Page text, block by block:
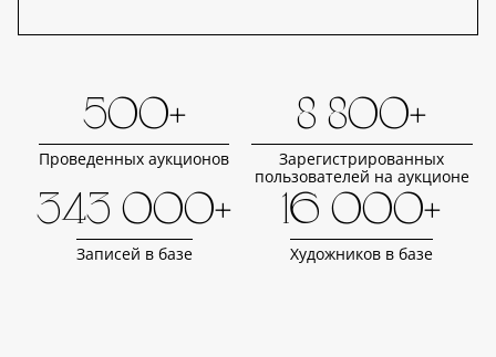
500+
Проведенных аукционов
8 800+
Зарегистрированных
пользователей на аукционе
343 000+
Записей в базе
16 000+
Художников в базе